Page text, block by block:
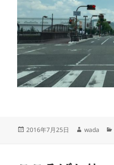
投
2016年7月25日
作
wada